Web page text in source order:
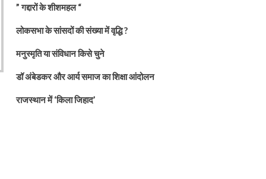
” गद्दारों के शीशमहल “
लोकसभा के सांसदों की संख्या में वृद्धि ?
मनुस्मृति या संविधान किसे चुने
डॉ अंबेडकर और आर्य समाज का शिक्षा आंदोलन
राजस्थान में ‘किला जिहाद’